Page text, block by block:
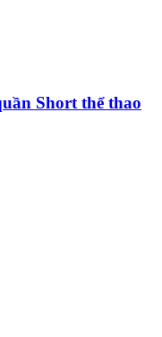
Short thể thao